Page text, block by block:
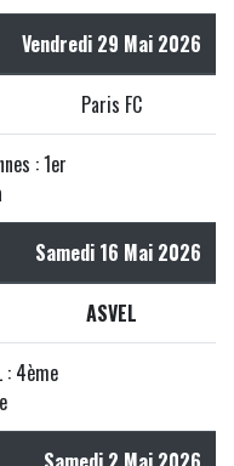
Vendredi 29 Mai 2026
Paris FC
: 1er
Samedi 16 Mai 2026
ASVEL
: 4ème